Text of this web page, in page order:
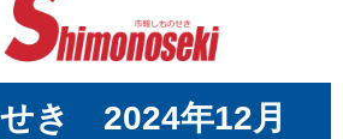
き 2024年12月